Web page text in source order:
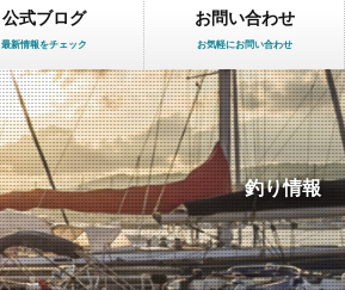
公式ブログ
最新情報をチェック
お問い合わせ
お気軽にお問い合わせ
釣り情報